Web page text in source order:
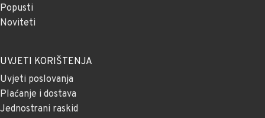
Popusti
Noviteti
UVJETI KORIŠTENJA
Uvjeti poslovanja
Plaćanje i dostava
Jednostrani raskid